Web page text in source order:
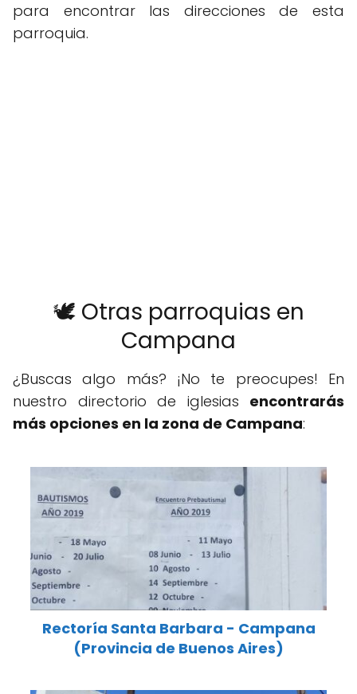
para encontrar las direcciones de esta
parroquia.
🕊️ Otras parroquias en
Campana
¿Buscas algo más? ¡No te preocupes! En
nuestro directorio de iglesias encontrarás
más opciones en la zona de Campana:
Rectoría Santa Barbara - Campana
(Provincia de Buenos Aires)